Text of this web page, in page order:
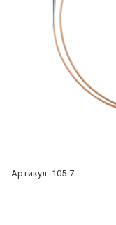
Артикул: 105-7